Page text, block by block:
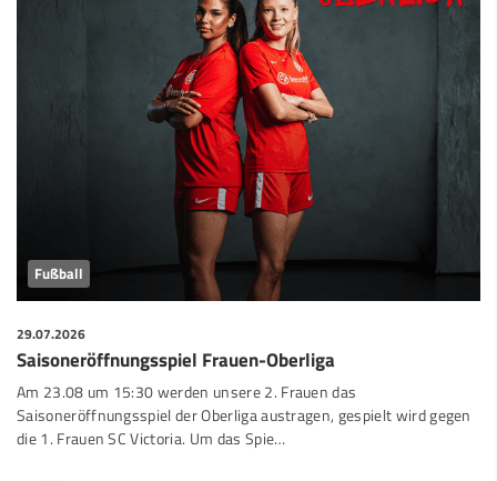
Fußball
29.07.2026
Saisoneröffnungsspiel Frauen-Oberliga
Am 23.08 um 15:30 werden unsere 2. Frauen das
Saisoneröffnungsspiel der Oberliga austragen, gespielt wird gegen
die 1. Frauen SC Victoria. Um das Spie…